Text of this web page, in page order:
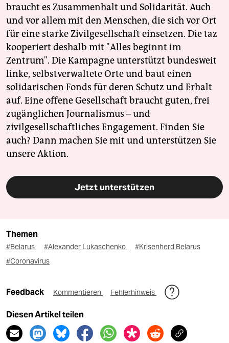
braucht es Zusammenhalt und Solidarität. Auch
und vor allem mit den Menschen, die sich vor Ort
für eine starke Zivilgesellschaft einsetzen. Die taz
kooperiert deshalb mit "Alles beginnt im
Zentrum". Die Kampagne unterstützt bundesweit
linke, selbstverwaltete Orte und baut einen
solidarischen Fonds für deren Schutz und Erhalt
auf. Eine offene Gesellschaft braucht guten, frei
zugänglichen Journalismus – und
zivilgesellschaftliches Engagement. Finden Sie
auch? Dann machen Sie mit und unterstützen Sie
unsere Aktion.
Jetzt unterstützen
Themen
#Belarus #Alexander Lukaschenko
#Krisenherd Belarus
#Coronavirus
Feedback Kommentieren Fehlerhinweis
Diesen Artikel teilen